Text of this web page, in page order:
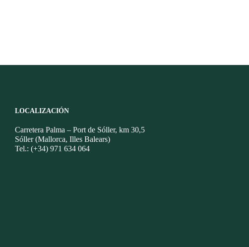
LOCALIZACIÓN
Carretera Palma – Port de Sóller, km 30,5
Sóller (Mallorca, Illes Balears)
Tel.: (+34) 971 634 064